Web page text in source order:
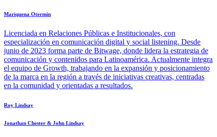
Mariquena Otermin
Licenciada en Relaciones Públicas e Institucionales, con
especialización en comunicación digital y social listening. Desde
junio de 2023 forma parte de Bitwage, donde lidera la estrategia de
comunicación y contenidos para Latinoamérica. Actualmente integra
el equipo de Growth, trabajando en la expansión y posicionamiento
de la marca en la región a través de iniciativas creativas, centradas
en la comunidad y orientadas a resultados.
Roy Lindsay
Jonathan Chester & John Lindsay